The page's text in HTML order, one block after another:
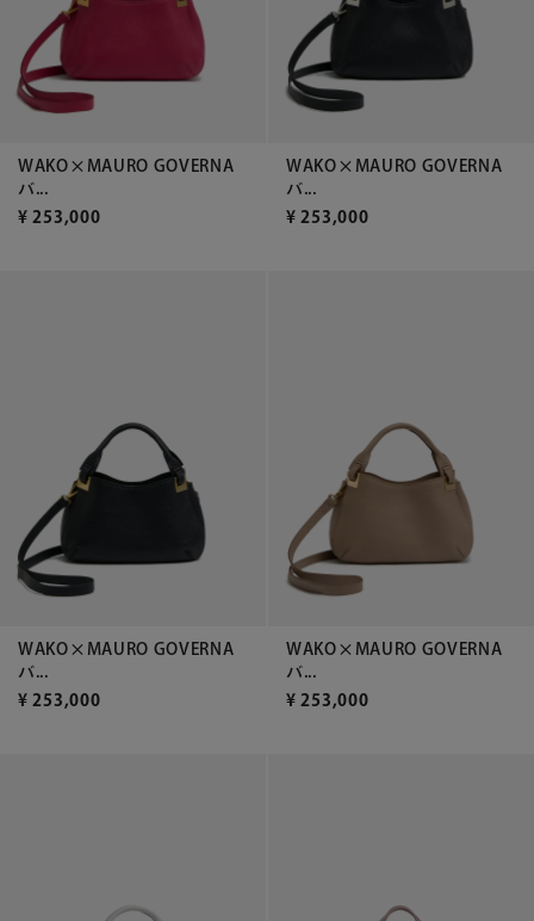
WAKO×MAURO GOVERNA
バ...
¥ 253,000
WAKO×MAURO GOVERNA
バ...
¥ 253,000
WAKO×MAURO GOVERNA
バ...
¥ 253,000
WAKO×MAURO GOVERNA
バ...
¥ 253,000